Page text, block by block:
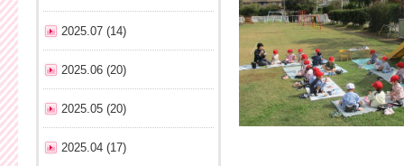
2025.07 (14)
2025.06 (20)
2025.05 (20)
2025.04 (17)